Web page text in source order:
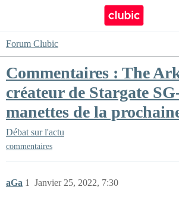
Forum Clubic
Commentaires : The
créateur de Stargate
manettes de la
Débat sur l'actu
commentaires
aGa Janvier 25, 2022, 7:30
1